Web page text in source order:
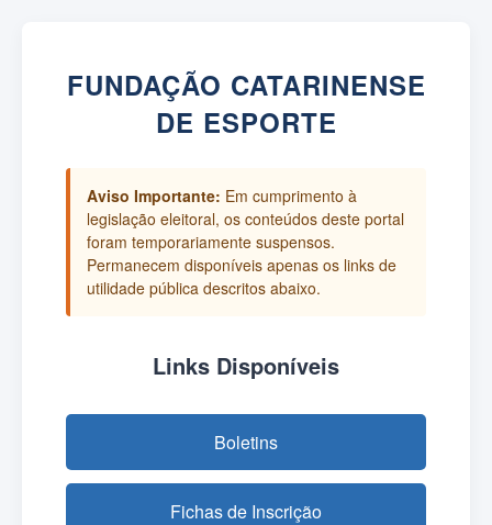
FUNDAÇÃO CATARINENSE
DE ESPORTE
Aviso Importante: Em cumprimento à
legislação eleitoral, os conteúdos deste portal
foram temporariamente suspensos.
Permanecem disponíveis apenas os links de
utilidade pública descritos abaixo.
Links Disponíveis
Boletins
Fichas de Inscrição